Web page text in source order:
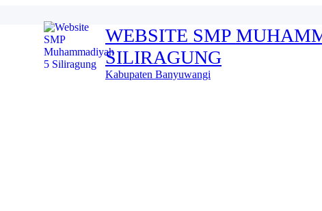
WEBSITE SMP
SILIRAGUNG
Kabupaten Banyuwangi